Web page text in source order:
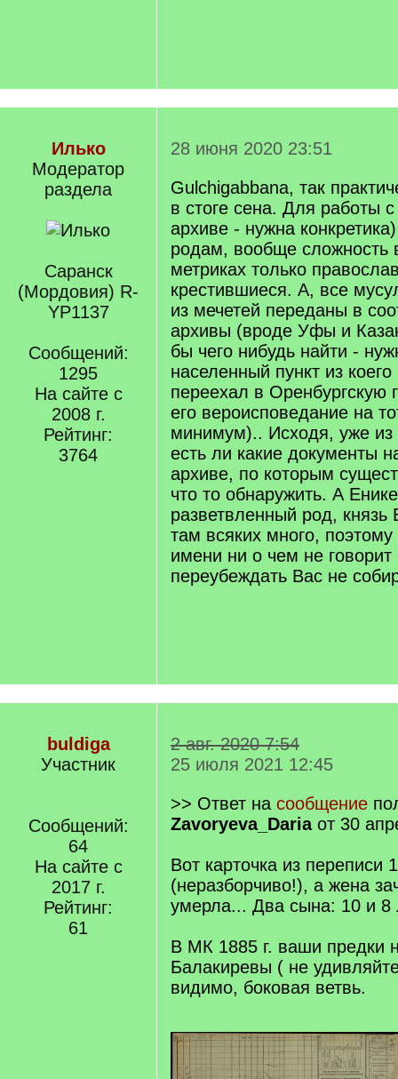
Илько
Модератор
раздела
Саранск
(Мордовия) R-
YP1137
Сообщений:
1295
На сайте с
2008 г.
Рейтинг:
3764
28 июня 2020 23:51
Gulchigabbana, так
в стоге сена. Для работы
архиве - нужна
родам, вообще сложность
метриках только
крестившиеся. А, все
из мечетей переданы в
архивы (вроде Уфы и
бы чего нибудь найти -
населенный пункт из
переехал в
его вероисповедание на
минимум).. Исходя, уже из
есть ли какие документы
архиве, по которым
что то обнаружить. А
разветвленный род,
там всяких много,
имени ни о чем не
переубеждать Вас не
buldiga
Участник
Сообщений:
64
На сайте с
2017 г.
Рейтинг:
61
2 авг. 2020 7:54
25 июля 2021 12:45
>> Ответ на сообщение
Zavoryeva_Dariaот 30
Вот карточка из переписи
(неразборчиво!), а жена
умерла... Два сына: 10 и 8
В МК 1885 г. ваши предки
Балакиревы ( не
видимо, боковая ветвь.